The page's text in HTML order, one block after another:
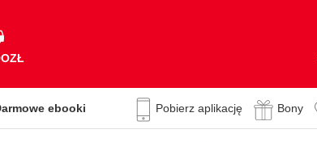
ebooki Pobierz aplikację Bony